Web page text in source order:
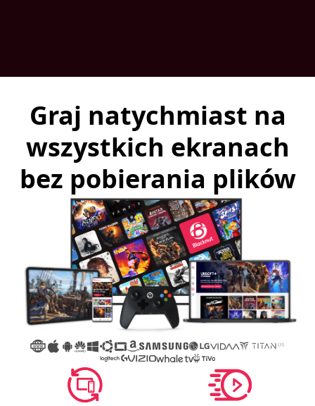
Graj natychmiast na
wszystkich ekranach
bez pobierania plików